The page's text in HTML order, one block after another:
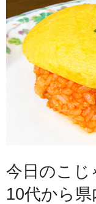
今日のこじ
10代から